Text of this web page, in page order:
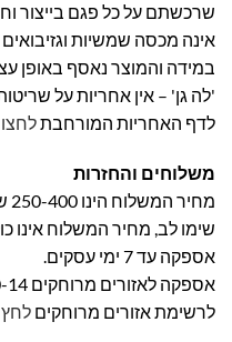
שרכשתם על כל פגם בייצור
אינה מכסה שמשיות
במידה והמוצר נאסף באופן
'לה גן' – אין אחריות על
לדף האחריות המורחבת
משלוחים והחזרות
מחיר המשלוח הינו 250-400 שח וייקבע על פי אזור מגוריכם.
שימו לב, מחיר המשלוח אינו
אספקה עד 7 ימי עסקים.
אספקה לאזורים מרוחקים 10-14 ימי עסקים
לרשימת אזורים מרוחקים לחץ